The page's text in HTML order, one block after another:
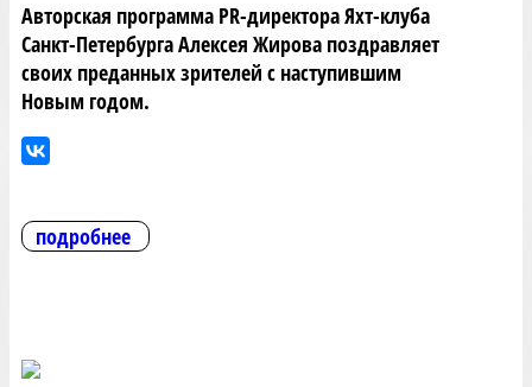
Авторская программа PR-директора Яхт-клуба
Санкт-Петербурга Алексея Жирова поздравляет
своих преданных зрителей с наступившим
Новым годом.
подробнее